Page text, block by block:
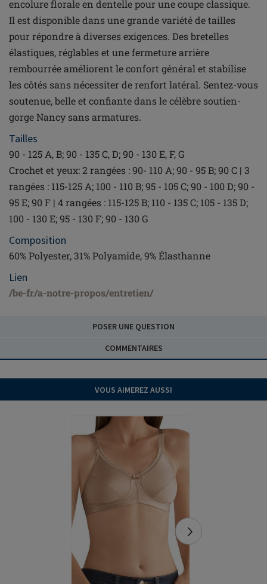
encolure florale en dentelle pour une coupe classique.
Il est disponible dans une grande variété de tailles
pour répondre à diverses exigences. Des bretelles
élastiques, réglables et une fermeture arrière
rembourrée améliorent le confort général et stabilise
les côtés sans nécessiter de renfort latéral. Sentez-vous
soutenue, belle et confiante dans le célèbre soutien-
gorge Nancy sans armatures.
Tailles
90 - 125 A, B; 90 - 135 C, D; 90 - 130 E, F, G
Crochet et yeux: 2 rangées : 90- 110 A; 90 - 95 B; 90 C | 3
rangées : 115-125 A; 100 - 110 B; 95 - 105 C; 90 - 100 D; 90 -
95 E; 90 F | 4 rangées : 115-125 B; 110 - 135 C; 105 - 135 D;
100 - 130 E; 95 - 130 F; 90 - 130 G
Composition
60% Polyester, 31% Polyamide, 9% Élasthanne
Lien
/be-fr/a-notre-propos/entretien/
POSER UNE QUESTION
COMMENTAIRES
VOUS AIMEREZ AUSSI